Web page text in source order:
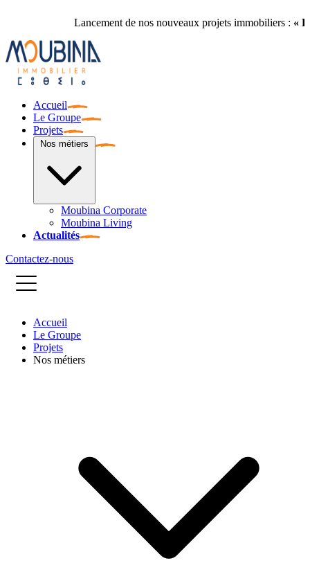
Lancement de nos nouveaux projets immobiliers :« Les Palmiers
Accueil
Le Groupe
Projets
Moubina Corporate
Moubina Living
Actualités
Contactez-nous
Accueil
Le Groupe
Projets
Nos métiers